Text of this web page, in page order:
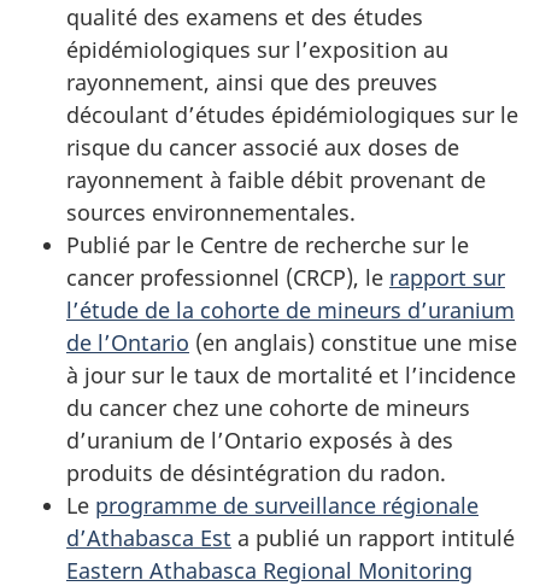
qualité des examens et des études
épidémiologiques sur l’exposition au
rayonnement, ainsi que des preuves
découlant d’études épidémiologiques sur le
risque du cancer associé aux doses de
rayonnement à faible débit provenant de
sources environnementales.
Publié par le Centre de recherche sur le
cancer professionnel (CRCP), le rapport sur
l’étude de la cohorte de mineurs d’uranium
de l’Ontario (en anglais) constitue une mise
à jour sur le taux de mortalité et l’incidence
du cancer chez une cohorte de mineurs
d’uranium de l’Ontario exposés à des
produits de désintégration du radon.
Le programme de surveillance régionale
d’Athabasca Est a publié un rapport intitulé
Eastern Athabasca Regional Monitoring